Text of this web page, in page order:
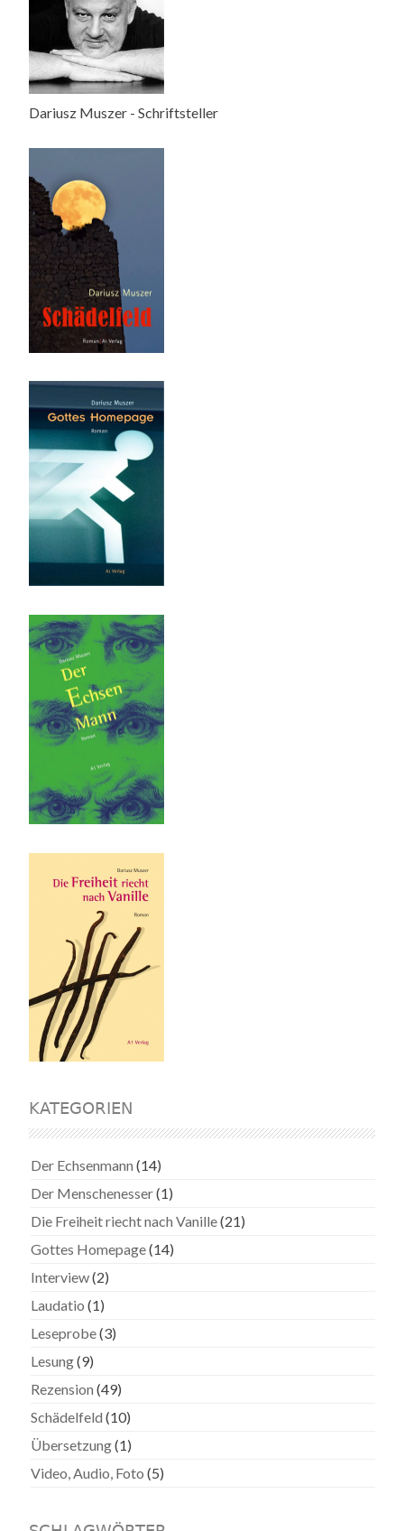
Dariusz Muszer - Schriftsteller
KATEGORIEN
Der Echsenmann (14)
Der Menschenesser(1)
Die Freiheit riecht nach Vanille(21)
Gottes Homepage(14)
Interview(2)
Laudatio (1)
Leseprobe(3)
Lesung(9)
Rezension (49)
Schädelfeld (10)
Übersetzung(1)
Video, Audio, Foto (5)